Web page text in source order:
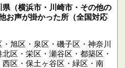
（横浜市・川崎市・その他の
お声が掛かった所（全国対応
旭区・泉区・磯子区・神奈川
区・栄区・瀬谷区・都築区・
区・保土ヶ谷区・緑区・南